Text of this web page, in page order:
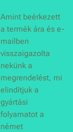
Amint beérkezett
a termék ára és e-
mailben
visszaigazolta
nekünk a
megrendelést, mi
elindítjuk a
gyártási
folyamatot a
német